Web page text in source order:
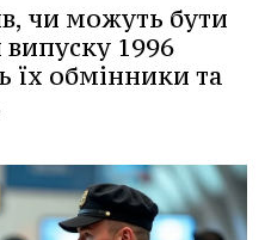
чи можуть бути
1996
обмінники та